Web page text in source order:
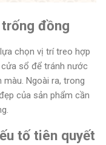
đồng
chọn vị trí treo hợp
sổ để tránh nước
Ngoài ra, trong
của sản phẩm cần
tố tiên quyết